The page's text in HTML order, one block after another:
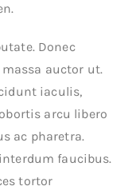
Donec
auctor ut.
iaculis,
arcu libero
ac pharetra.
faucibus.
tortor